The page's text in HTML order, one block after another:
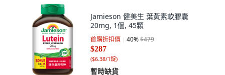
Jamieson 健美生 葉黃素軟膠囊
20mg, 1個, 45顆
首購折扣價 40%$479
$287
($6.38/1錠)
暫時缺貨